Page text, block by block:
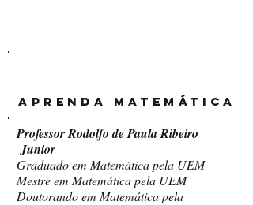
Aprenda Matemática
Professor Rodolfo de Paula Ribeiro
Junior
Graduado em Matemática pela UEM
Mestre em Matemática pela UEM
Doutorando em Matemática pela